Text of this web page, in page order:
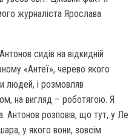
журналіста Ярослава
сидів на відкидній
«Антеї», черево якого
людей, і розмовляв
на вигляд – роботягою. Я
Антонов розповів, що тут, у Ле
у якого вони, зовсім